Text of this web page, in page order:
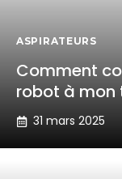
ASPIRATEURS
Comment
robot à mon
31 mars 2025